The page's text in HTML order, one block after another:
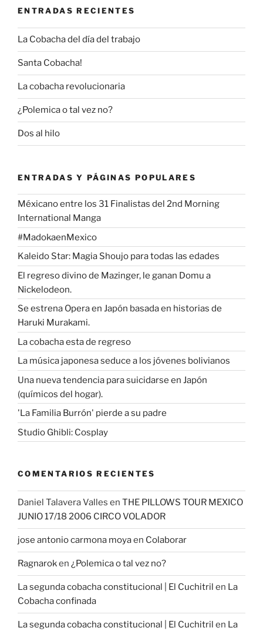
ENTRADAS RECIENTES
La Cobacha del día del trabajo
Santa Cobacha!
La cobacha revolucionaria
¿Polemica o tal vez no?
Dos al hilo
ENTRADAS Y PÁGINAS POPULARES
Méxicano entre los 31 Finalistas del 2nd Morning
International Manga
#MadokaenMexico
Kaleido Star: Magia Shoujo para todas las edades
El regreso divino de Mazinger, le ganan Domu a
Nickelodeon.
Se estrena Opera en Japón basada en historias de
Haruki Murakami.
La cobacha esta de regreso
La música japonesa seduce a los jóvenes bolivianos
Una nueva tendencia para suicidarse en Japón
(químicos del hogar).
'La Familia Burrón' pierde a su padre
Studio Ghibli: Cosplay
COMENTARIOS RECIENTES
Daniel Talavera Valles en THE PILLOWS TOUR MEXICO
JUNIO 17/18 2006 CIRCO VOLADOR
jose antonio carmona moyaen Colaborar
Ragnaroken ¿Polemica o tal vez no?
La segunda cobacha constitucional | El Cuchitril en La
Cobacha confinada
La segunda cobacha constitucional | El Cuchitril en La